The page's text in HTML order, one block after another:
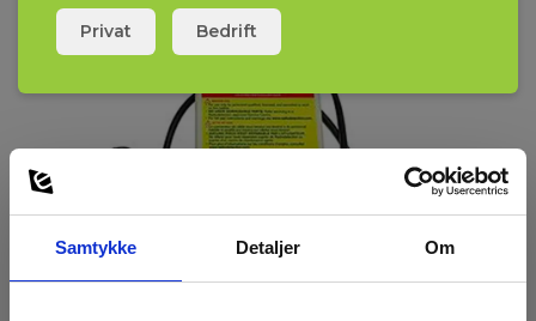
Samtykke Detaljer Om
Privat Bedrift